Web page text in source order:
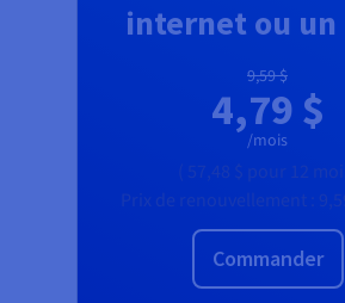
internet ou un
9,59 $
4,79 $
/mois
Commander